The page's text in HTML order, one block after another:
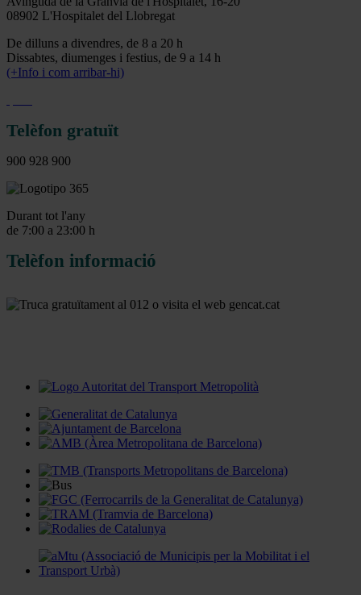
08902 L'Hospitalet del Llobregat
De dilluns a divendres, de 8 a 20 h
Dissabtes, diumenges i festius, de 9 a 14 h
(+Info i com arribar-hi)
Telèfon gratuït
900 928 900
Durant tot l'any
de 7:00 a 23:00 h
Telèfon informació